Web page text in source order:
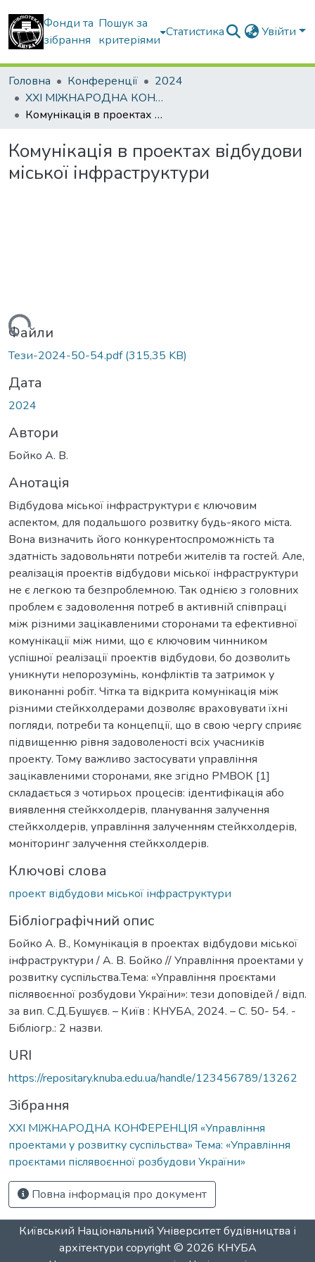
Фонди та
зібрання
Пошук за
критеріями
Статистика Увійти
Головна Конференції
2024
ХХI МІЖНАРОДНА КОНФЕРЕНЦІЯ «Управління проектами у розвитку суспільства» Тема: «Управління проєктами післявоєнної розбудови України»
Комунікація в проектах відбудови міської інфраструктури
Комунікація в проектах відбудови
міської інфраструктури
Файли
Тези-2024-50-54.pdf(315,35 KB)
Дата
2024
Автори
Бойко А. В.
Анотація
Відбудова міської інфраструктури є ключовим
аспектом, для подальшого розвитку будь-якого міста.
Вона визначить його конкурентоспроможність та
здатність задовольняти потреби жителів та гостей. Але,
реалізація проектів відбудови міської інфраструктури
не є легкою та безпроблемною. Так однією з головних
проблем є задоволення потреб в активній співпраці
між різними зацікавленими сторонами та ефективної
комунікації між ними, що є ключовим чинником
успішної реалізації проектів відбудови, бо дозволить
уникнути непорозумінь, конфліктів та затримок у
виконанні робіт. Чітка та відкрита комунікація між
різними стейкхолдерами дозволяє враховувати їхні
погляди, потреби та концепції, що в свою чергу сприяє
підвищенню рівня задоволеності всіх учасників
проекту. Тому важливо застосувати управління
зацікавленими сторонами, яке згідно РМВОК [1]
складається з чотирьох процесів: ідентифікація або
виявлення стейкхолдерів, планування залучення
стейкхолдерів, управління залученням стейкхолдерів,
моніторинг залучення стейкхолдерів.
Ключові слова
проект відбудови міської інфраструктури
Бібліографічний опис
Бойко А. В., Комунікація в проектах відбудови міської
інфраструктури / А. В. Бойко // Управління проектами у
розвитку суспільства.Тема: «Управління проєктами
післявоєнної розбудови України»: тези доповідей / відп.
за вип. С.Д.Бушуєв. – Київ : КНУБА, 2024. – С. 50- 54. -
Бібліогр.: 2 назви.
URI
https://repositary.knuba.edu.ua/handle/123456789/13262
Зібрання
ХХI МІЖНАРОДНА КОНФЕРЕНЦІЯ «Управління
проектами у розвитку суспільства» Тема: «Управління
проєктами післявоєнної розбудови України»
Повна інформація про документ
Київський Національний Університет будівництва і
архітектури copyright © 2026 КНУБА